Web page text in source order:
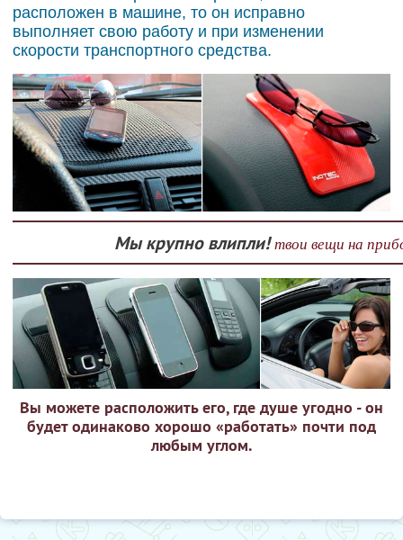
расположен в машине, то он исправно
выполняет свою работу и при изменении
скорости транспортного средства.
Мы крупно влипли! твои вещи на
Вы можете расположить его, где душе угодно - он
будет одинаково хорошо «работать» почти под
любым углом.